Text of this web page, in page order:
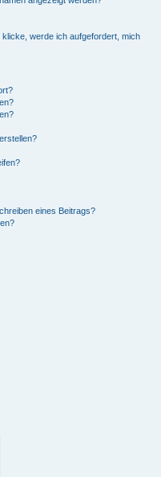
werde ich aufgefordert, mich
eines Beitrags?